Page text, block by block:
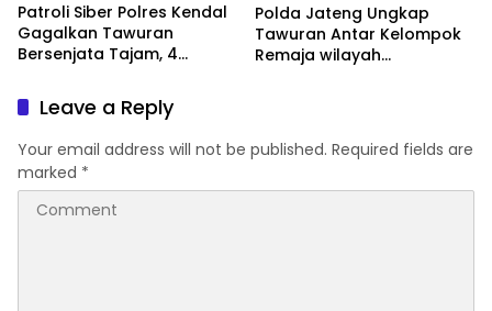
Patroli Siber Polres Kendal
Gagalkan Tawuran
Bersenjata Tajam, 4
Polda Jateng Ungkap
Tawuran Antar Kelompok
Remaja wilayah
Leave a Reply
Your email address will not be published. Required fields are
marked *